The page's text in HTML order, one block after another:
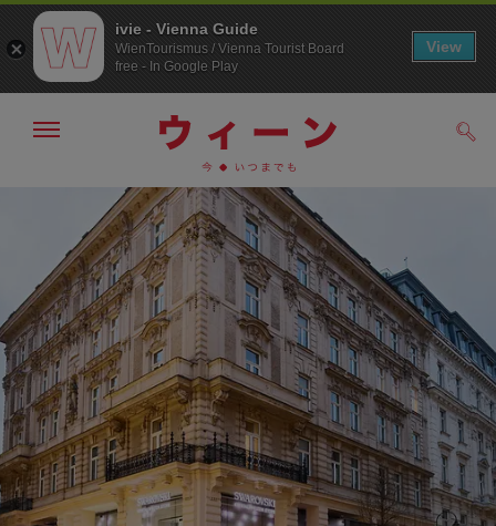
の
ト
ッ
プ
へ
メ
示・
非
表
示
ivie - Vienna Guide
WienTourismus / Vienna Tourist Board
free - In Google Play
View